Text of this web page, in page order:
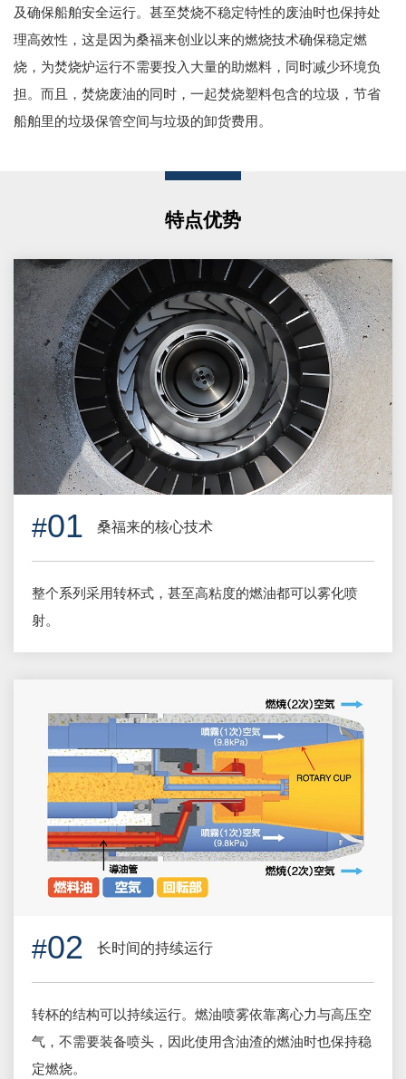
及确保船舶安全运行。甚至焚烧不稳定特性的废油时也保持处
理高效性，这是因为桑福来创业以来的燃烧技术确保稳定燃
烧，为焚烧炉运行不需要投入大量的助燃料，同时减少环境负
担。而且，焚烧废油的同时，一起焚烧塑料包含的垃圾，节省
船舶里的垃圾保管空间与垃圾的卸货费用。
特点优势
01 桑福来的核心技术
整个系列采用转杯式，甚至高粘度的燃油都可以雾化喷
射。
02 长时间的持续运行
转杯的结构可以持续运行。燃油喷雾依靠离心力与高压空
气，不需要装备喷头，因此使用含油渣的燃油时也保持稳
定燃烧。